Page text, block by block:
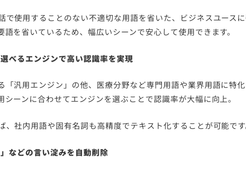
で使用することのない不適切な用語を省いた、ビジネスユース
を省いているため、幅広いシーンで安心して使用できます。
べるエンジンで高い認識率を実現
「汎用エンジン」の他、医療分野など専門用語や業界用語に特
シーンに合わせてエンジンを選ぶことで認識率が大幅に向上。
社内用語や固有名詞も高精度でテキスト化することが可能です
などの言い淀みを自動削除